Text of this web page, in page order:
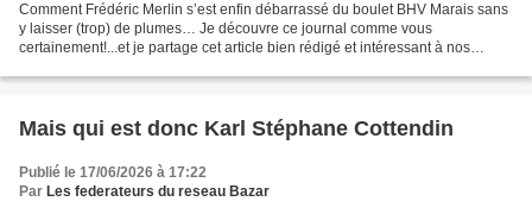
Comment Frédéric Merlin s’est enfin débarrassé du boulet BHV Marais sans
y laisser (trop) de plumes… Je découvre ce journal comme vous
certainement!...et je partage cet article bien rédigé et intéressant à nos
Mais qui est donc Karl Stéphane Cottendin
Publié le 17/06/2026 à 17:22
Par Les federateurs du reseau Bazar